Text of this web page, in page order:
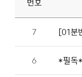
번호
7 [01분
6 *필독